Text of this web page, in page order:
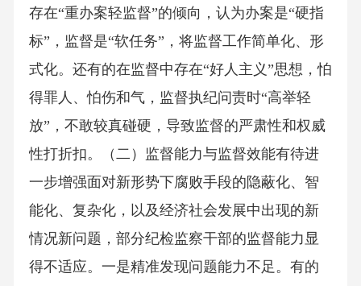
存在“重办案轻监督”的倾向，认为办案是“硬指
标”，监督是“软任务”，将监督工作简单化、形
式化。还有的在监督中存在“好人主义”思想，怕
得罪人、怕伤和气，监督执纪问责时“高举轻
放”，不敢较真碰硬，导致监督的严肃性和权威
性打折扣。（二）监督能力与监督效能有待进
一步增强面对新形势下腐败手段的隐蔽化、智
能化、复杂化，以及经济社会发展中出现的新
情况新问题，部分纪检监察干部的监督能力显
得不适应。一是精准发现问题能力不足。有的